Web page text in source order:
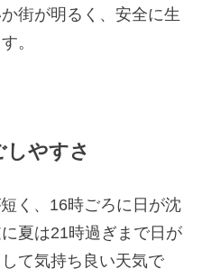
街が明るく、安全に生
。
しやすさ
く、16時ごろに日が沈
夏は21時過ぎまで日が
て気持ち良い天気で